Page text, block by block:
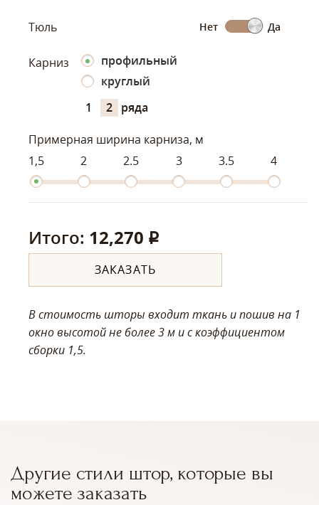
Тюль Нет Да
Карниз
профильный
круглый
1
2 ряда
Примерная ширина карниза, м
1,5
2 2.5 3 3.5 4
Итого: 12,270 q
ЗАКАЗАТЬ
В стоимость шторы входит ткань и пошив на 1
окно высотой не более 3 м и с коэффициентом
сборки 1,5.
Другие стили штор, которые вы
можете заказать